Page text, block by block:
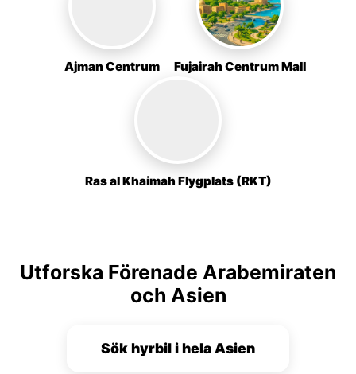
Ajman Centrum Fujairah Centrum Mall
Ras al Khaimah Flygplats (RKT)
Utforska Förenade Arabemiraten
och Asien
Sök hyrbil i hela Asien